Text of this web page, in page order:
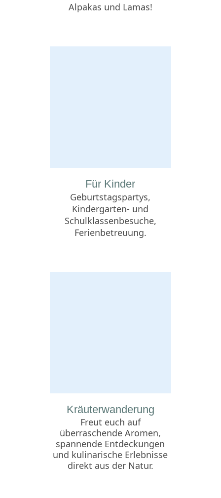
Alpakas und Lamas!
Für Kinder
Geburtstagspartys,
Kindergarten- und
Schulklassenbesuche,
Ferienbetreuung.
Kräuterwanderung
Freut euch auf
überraschende Aromen,
spannende Entdeckungen
und kulinarische Erlebnisse
direkt aus der Natur.